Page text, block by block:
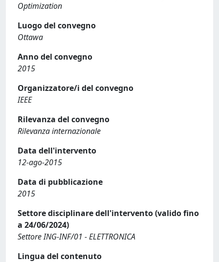
Optimization
Luogo del convegno
Ottawa
Anno del convegno
2015
Organizzatore/i del convegno
IEEE
Rilevanza del convegno
Rilevanza internazionale
Data dell'intervento
12-ago-2015
Data di pubblicazione
2015
Settore disciplinare dell'intervento (valido fino
a 24/06/2024)
Settore ING-INF/01 - ELETTRONICA
Lingua del contenuto